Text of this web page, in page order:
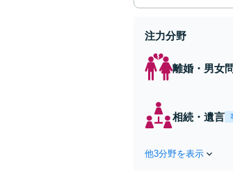
注力分野
離婚・男女
相続・遺言
他3分野を表示